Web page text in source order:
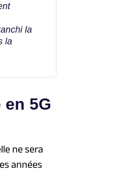
la
la
5G
ne sera
années